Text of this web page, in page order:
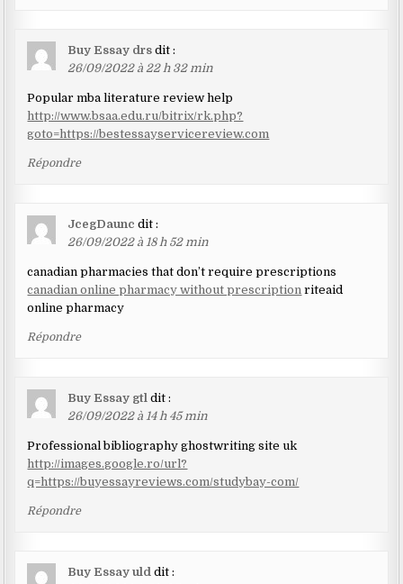
Buy Essay drs dit :
26/09/2022 à 22 h 32 min
Popular mba literature review help
http://www.bsaa.edu.ru/bitrix/rk.php?
goto=https://bestessayservicereview.com
Répondre
JcegDaunc dit :
26/09/2022 à 18 h 52 min
canadian pharmacies that don’t require prescriptions
canadian online pharmacy without prescription riteaid
online pharmacy
Répondre
Buy Essay gtl dit :
26/09/2022 à 14 h 45 min
Professional bibliography ghostwriting site uk
http://images.google.ro/url?
q=https://buyessayreviews.com/studybay-com/
Répondre
Buy Essay uld dit :